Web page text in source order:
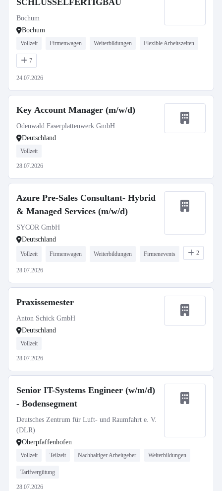
SCHLÜSSELFERTIGBAU
Bochum
Bochum
Vollzeit Firmenwagen Weiterbildungen Flexible Arbeitszeiten
7
24.07.2026
Key Account Manager (m/w/d)
Odenwald Faserplattenwerk GmbH
Deutschland
Vollzeit
28.07.2026
Azure Pre-Sales Consultant- Hybrid
& Managed Services (m/w/d)
SYCOR GmbH
Deutschland
Vollzeit Firmenwagen Weiterbildungen Firmenevents 2
28.07.2026
Praxissemester
Anton Schick GmbH
Deutschland
Vollzeit
28.07.2026
Senior IT-Systems Engineer (w/m/d)
- Bodensegment
Deutsches Zentrum für Luft- und Raumfahrt e. V.
(DLR)
Oberpfaffenhofen
Vollzeit Teilzeit Nachhaltiger Arbeitgeber Weiterbildungen
Tarifvergütung
28.07.2026